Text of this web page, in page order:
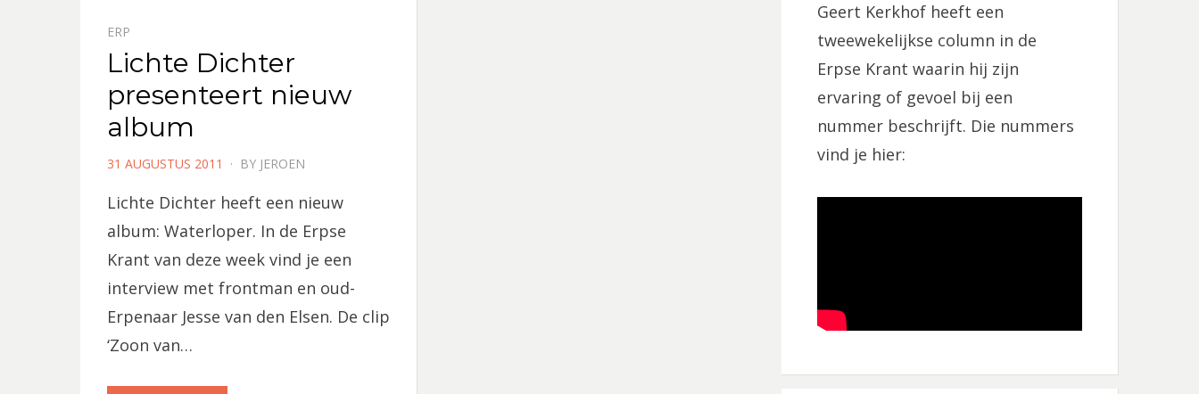
ERP
Lichte Dichter
presenteert nieuw
album
POSTED
31 AUGUSTUS 2011 BY JEROEN
Lichte Dichter heeft een nieuw
album: Waterloper. In de Erpse
Krant van deze week vind je een
interview met frontman en oud-
Erpenaar Jesse van den Elsen. De clip
‘Zoon van…
Geert Kerkhof heeft een
tweewekelijkse column in de
Erpse Krant waarin hij zijn
ervaring of gevoel bij een
nummer beschrijft. Die nummers
vind je hier: